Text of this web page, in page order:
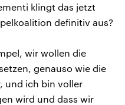
klingt das jetzt
definitiv aus?
wir wollen die
genauso wie die
und ich bin voller
wird und dass wir